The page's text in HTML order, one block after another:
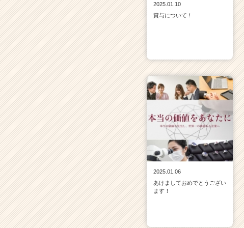
2025.01.10
賞与について！
2025.01.06
あけましておめでとうござい
ます！